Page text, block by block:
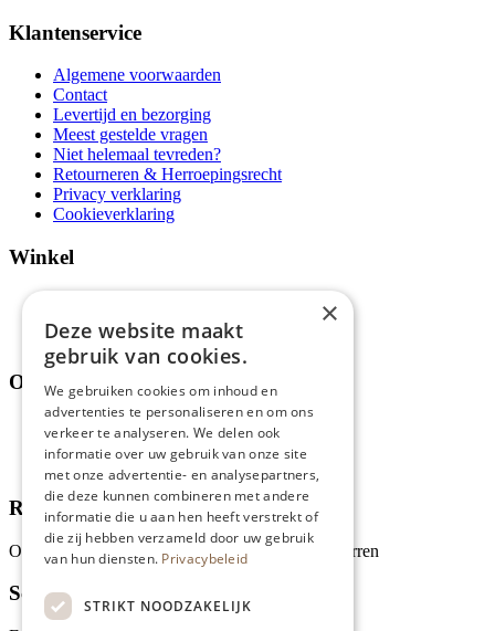
Klantenservice
Algemene voorwaarden
Contact
Levertijd en bezorging
Meest gestelde vragen
Niet helemaal tevreden?
Retourneren & Herroepingsrecht
Privacy verklaring
Cookieverklaring
Winkel
Assortiment
Thema's
Over ons
Wie zijn wij?
Recepten
Tips
Recensies
Onze klanten waarderen ons met 4.9 van de 5 sterren
Schrijf je in voor onze nieuwsbrief
×
Deze website maakt
gebruik van cookies.
We gebruiken cookies om inhoud en
advertenties te personaliseren en om ons
verkeer te analyseren. We delen ook
informatie over uw gebruik van onze site
met onze advertentie- en analysepartners,
die deze kunnen combineren met andere
informatie die u aan hen heeft verstrekt of
die zij hebben verzameld door uw gebruik
van hun diensten. Privacybeleid
STRIKT NOODZAKELIJK